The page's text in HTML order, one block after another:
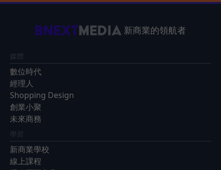
新商業的領航者
媒體
數位時代
經理人
Shopping Design
創業小聚
未來商務
學習
新商業學校
線上課程